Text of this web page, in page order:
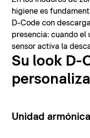
higiene es
D-Code con
presencia: cuando el
sensor activa la
Su look D-
14
Unidad armónica